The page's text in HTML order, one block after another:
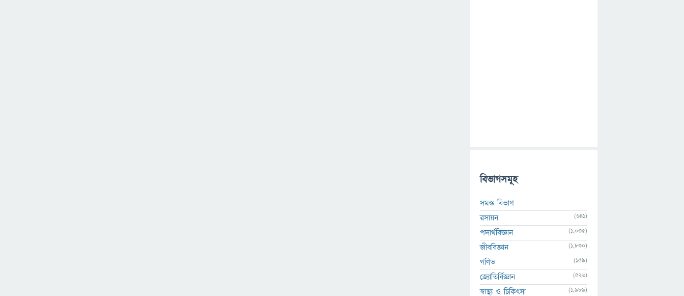
বিভাগসমূহ
সমস্ত বিভাগ
রসায়ন
(641)
পদার্থবিজ্ঞান (1,035)
জীববিজ্ঞান (1,830)
গণিত (159)
জ্যোতির্বিজ্ঞান (526)
স্বাস্থ্য ও চিকিৎসা (1,989)